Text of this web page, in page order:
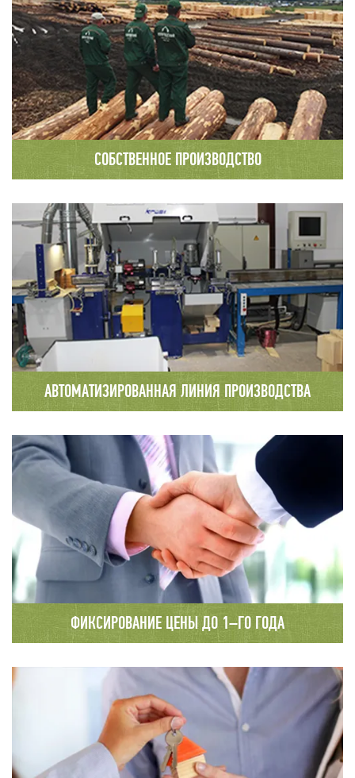
областей. Ежегодно в переработке
предприятия находится порядка 40000
кубометров древесины.
СОБСТВЕННОЕ ПРОИЗВОДСТВО
«Вологодский Северный Лес» находится в
районном центре Сямжа Вологодской области,
в 50 метрах от
федеральной трассы М8 Москва-Архангельск.
АВТОМАТИЗИРОВАННАЯ ЛИНИЯ ПРОИЗВОДСТВА
компании используется оборудование и станки
Швейцарского производителя Krusi, широко
известной во всем мире фирмы по
производству оборудования для деревянного
домостроения.
ФИКСИРОВАНИЕ ЦЕНЫ ДО 1–ГО ГОДА
с фиксированием цены до 1 – го года.